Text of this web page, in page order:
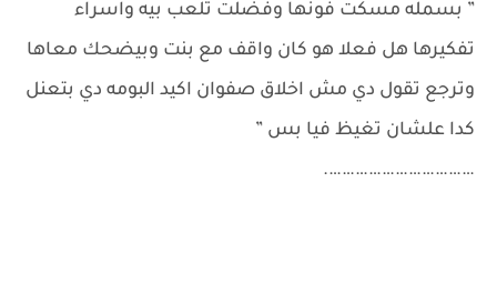
” بسمله مسكت فونها وفضلت تلعب بيه واسراء
تفكيرها هل فعلا هو كان واقف مع بنت وبيضحك معاها
وترجع تقول دي مش اخلاق صفوان اكيد البومه دي بتعنل
كدا علشان تغيظ فيا بس ”
…………………………….